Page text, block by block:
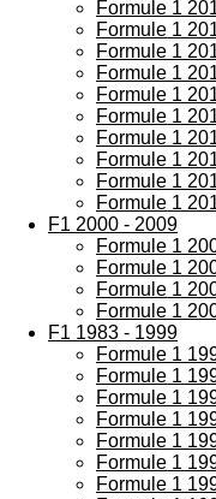
Formule 1
Formule 1
Formule 1
Formule 1
Formule 1
Formule 1
Formule 1
Formule 1
Formule 1
Formule 1
F1 2000 - 2009
Formule 1
Formule 1
Formule 1
Formule 1
F1 1983 - 1999
Formule 1
Formule 1
Formule 1
Formule 1
Formule 1
Formule 1
Formule 1